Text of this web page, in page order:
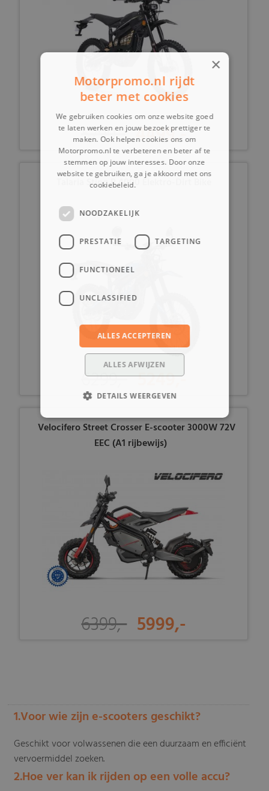
5799,- 4499,-
Talaria Sting R 4000 Elektro-Dirt Bike
6299,- 5249,-
Velocifero Street Crosser E-scooter 3000W 72V
EEC (A1 rijbewijs)
6399,- 5999,-
1.Voor wie zijn e-scooters geschikt?
Geschikt voor volwassenen die een duurzaam en efficiënt
vervoermiddel zoeken.
2.Hoe ver kan ik rijden op een volle accu?
×
Motorpromo.nl rijdt
beter met cookies
We gebruiken cookies om onze website goed
te laten werken en jouw bezoek prettiger te
maken. Ook helpen cookies ons om
Motorpromo.nl te verbeteren en beter af te
stemmen op jouw interesses. Door onze
website te gebruiken, ga je akkoord met ons
cookiebeleid.
NOODZAKELIJK
PRESTATIE TARGETING
FUNCTIONEEL
UNCLASSIFIED
ALLES ACCEPTEREN
ALLES AFWIJZEN
DETAILS WEERGEVEN